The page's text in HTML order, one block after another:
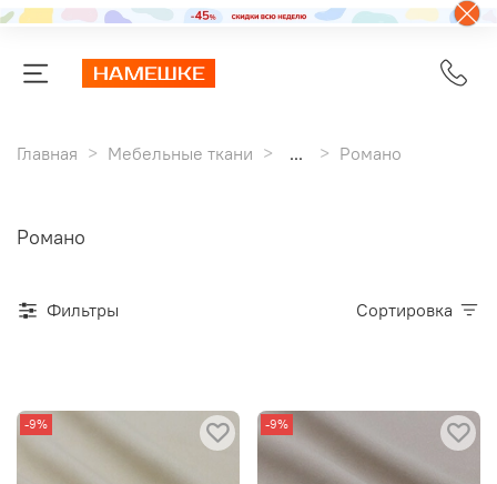
Главная Мебельные ткани ... Романо
Романо
Фильтры Сортировка
-9% -9%